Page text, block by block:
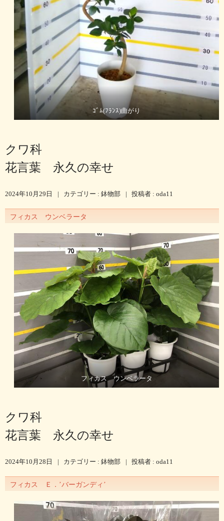
ｺﾞﾑ(ﾌﾗﾝｽ)曲がり
クワ科
花言葉 永久の幸せ
2024年10月29日 | カテゴリー : 鉢物部 | 投稿者 : oda11
フィカス ウンベラータ
フィカス ウンベラータ
クワ科
花言葉 永久の幸せ
2024年10月28日 | カテゴリー : 鉢物部 | 投稿者 : oda11
フィカス Ｅ．’バーガンディ’